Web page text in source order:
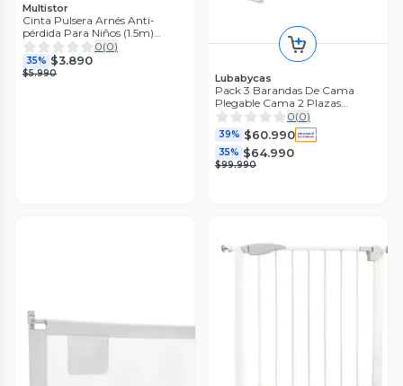
Multistor
Cinta Pulsera Arnés Anti-
pérdida Para Niños (1.5m)
Seguridad
0(0)
35% $3.890
$5.990 Lubabycas
Pack 3 Barandas De Cama
Plegable Cama 2 Plazas
LuBabycas
0(0)
39% $60.990
35% $64.990
$99.990